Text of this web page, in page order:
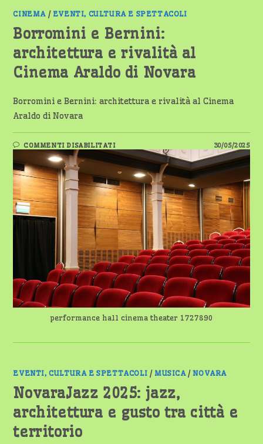
CINEMA / EVENTI, CULTURA E SPETTACOLI
Borromini e Bernini:
architettura e rivalità al
Cinema Araldo di Novara
Borromini e Bernini: architettura e rivalità al Cinema
Araldo di Novara
COMMENTI DISABILITATISU
BORROMINI
BERNINI:
ARCHITETTURA
E
RIVALITÀ
AL
CINEMA
ARALDO
DI
NOVARA
30/05/2025
performance hall cinema theater 1727890
EVENTI, CULTURA E SPETTACOLI /MUSICA/NOVARA
NovaraJazz 2025: jazz,
architettura e gusto tra città e
territorio